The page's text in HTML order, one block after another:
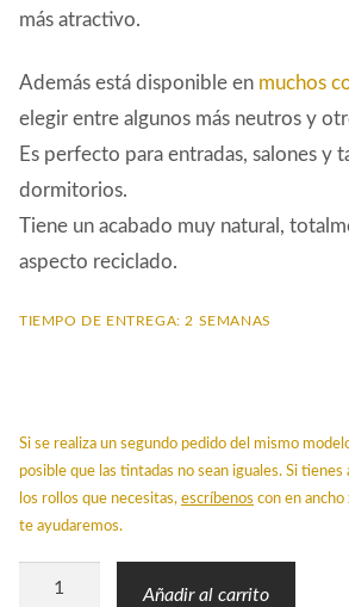
más atractivo.
Además está disponible en muchos
elegir entre algunos más neutros y
Es perfecto para entradas, salones y
dormitorios.
Tiene un acabado muy natural,
aspecto reciclado.
TIEMPO DE ENTREGA: 2 SEMANAS
Si se realiza un segundo pedido del mismo
posible que las tintadas no sean iguales. Si tienes
los rollos que necesitas, escríbenos con en ancho
te ayudaremos.
Papel
Añadir al carrito